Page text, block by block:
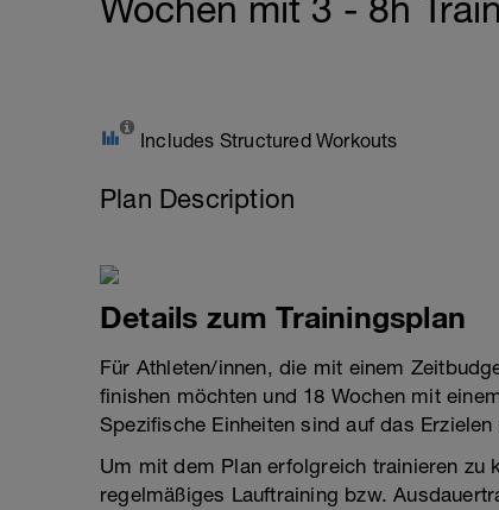
Wochen mit 3 - 8h
Includes Structured Workouts
Plan Description
Details zum Trainingsplan
Für Athleten/innen, die mit einem
finishen möchten und 18 Wochen mit
Spezifische Einheiten sind auf das
Um mit dem Plan erfolgreich trainieren zu
regelmäßiges Lauftraining bzw.